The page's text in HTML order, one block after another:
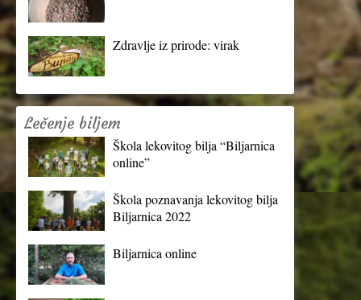
Zdravlje iz prirode: virak
Lečenje biljem
Škola lekovitog bilja “Biljarnica
online”
Škola poznavanja lekovitog bilja
Biljarnica 2022
Biljarnica online